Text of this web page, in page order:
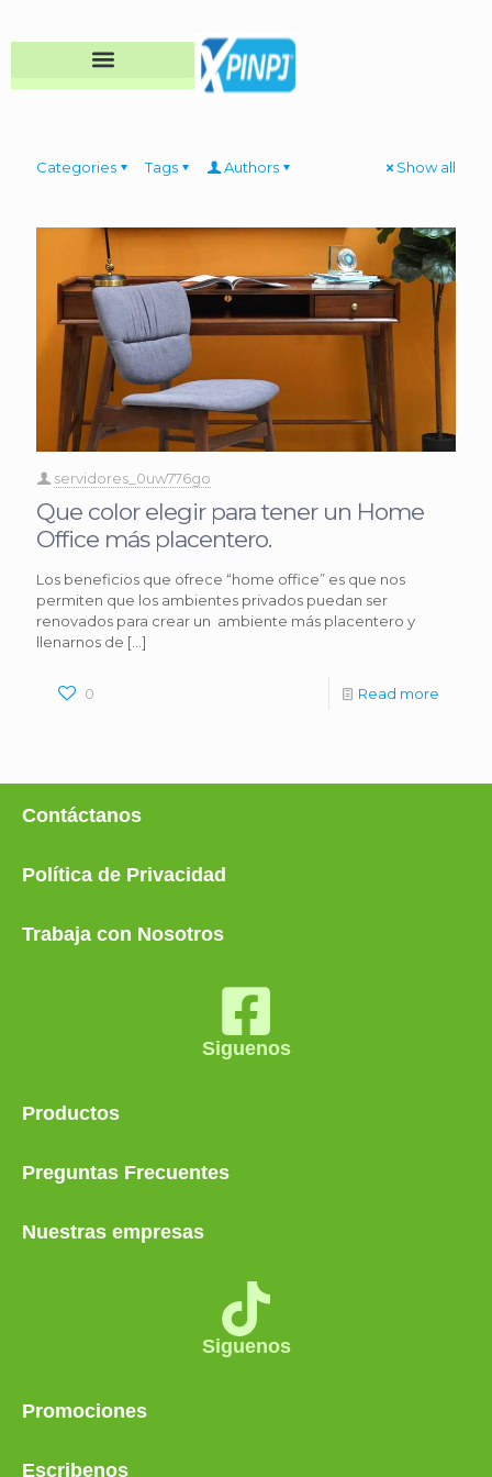
Categories Tags Authors Show all
servidores_0uw776go
Que color elegir para tener un Home
Office más placentero.
Los beneficios que ofrece “home office” es que nos
permiten que los ambientes privados puedan ser
renovados para crear un ambiente más placentero y
llenarnos de […]
0 Read more
Contáctanos
Política de Privacidad
Trabaja con Nosotros
Siguenos
Productos
Preguntas Frecuentes
Nuestras empresas
Siguenos
Promociones
Escribenos